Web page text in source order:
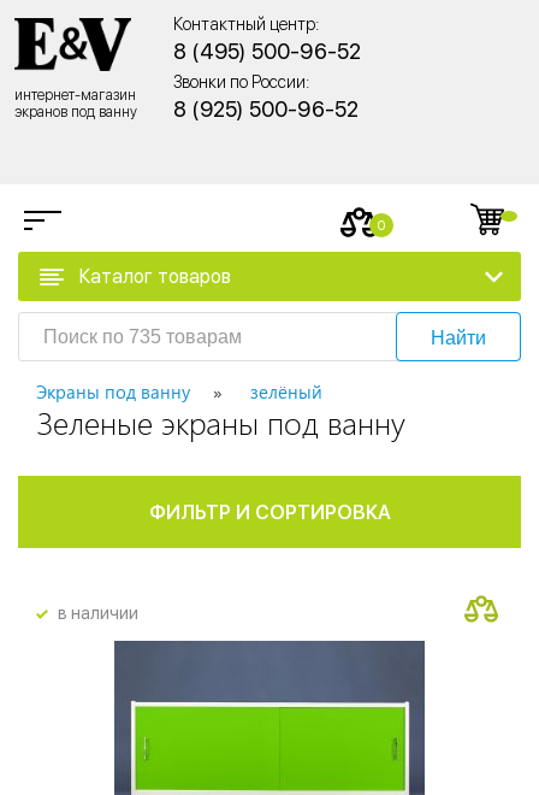
интернет-магазин
экранов под ванну
Контактный центр:
8 (495) 500-96-52
Звонки по России:
8 (925) 500-96-52
0
Каталог товаров
Найти
Экраны под ванну зелёный
Зеленые экраны под ванну
ФИЛЬТР И СОРТИРОВКА
в наличии